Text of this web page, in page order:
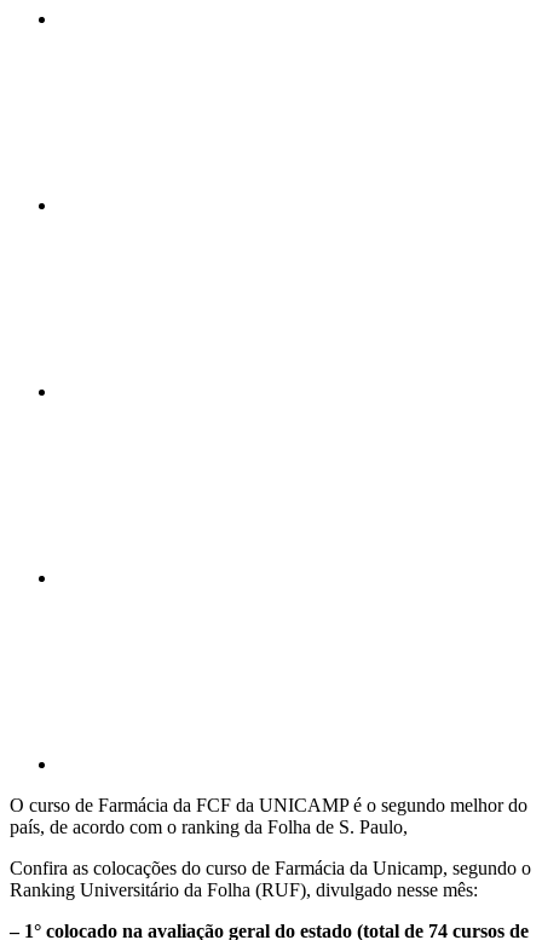
O curso de Farmácia da FCF da UNICAMP é o segundo melhor do
país, de acordo com o ranking da Folha de S. Paulo,
Confira as colocações do curso de Farmácia da Unicamp, segundo o
Ranking Universitário da Folha (RUF), divulgado nesse mês:
– 1° colocado na avaliação geral do estado (total de 74 cursos de